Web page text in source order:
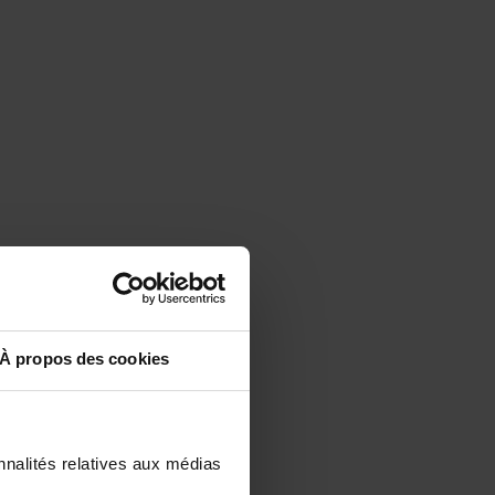
À propos des cookies
relatives aux médias